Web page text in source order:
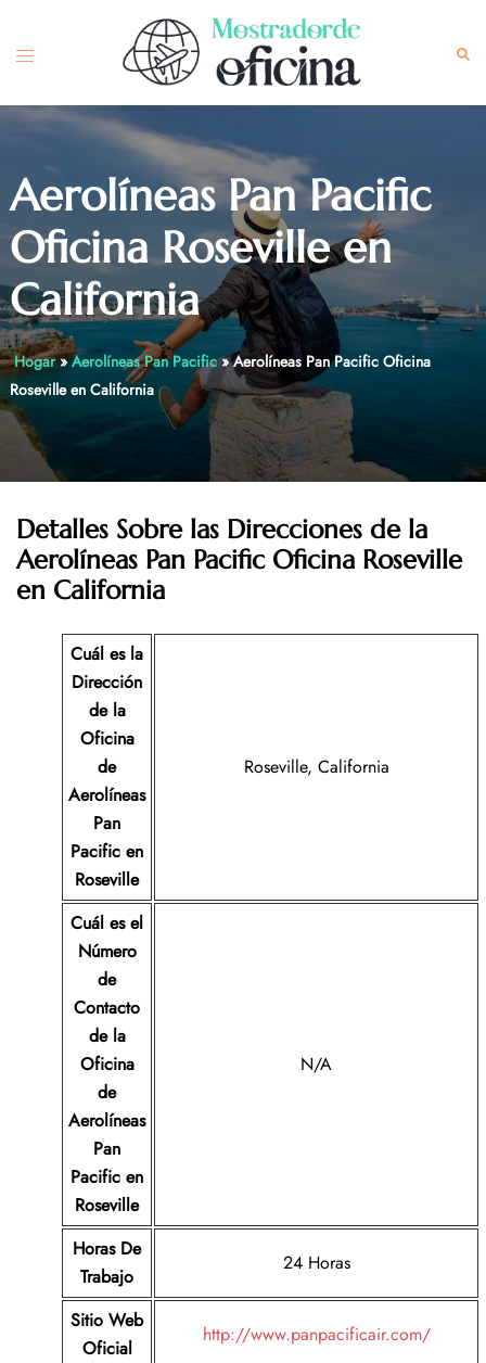
content
Toggle
Aerolíneas Pan Pacific
Oficina Roseville en
California
Hogar»Aerolíneas Pan Pacific»Aerolíneas Pan Pacific Oficina
Roseville en California
Detalles Sobre las Direcciones de la
Aerolíneas Pan Pacific Oficina Roseville
en California
Cuál es la
Dirección
de la
Oficina
de
Aerolíneas
Pan
Pacific en
Roseville
Roseville, California
Cuál es el
Número
de
Contacto
de la
Oficina
de
Aerolíneas
Pan
Pacific en
Roseville
N/A
Horas De
Trabajo
24 Horas
Sitio Web
Oficial
http://www.panpacificair.com/